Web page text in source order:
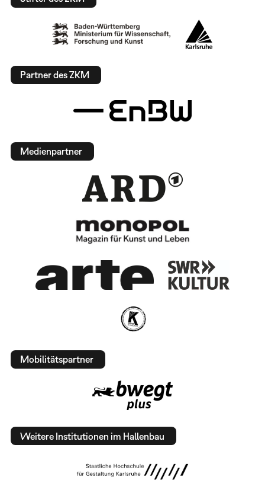
Partner des ZKM
Medienpartner
Mobilitätspartner
Weitere Institutionen im Hallenbau